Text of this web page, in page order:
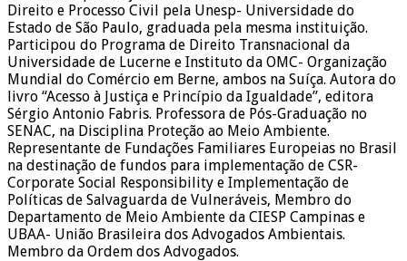
Direito e Processo Civil pela Unesp- Universidade do
Estado de São Paulo, graduada pela mesma instituição.
Participou do Programa de Direito Transnacional da
Universidade de Lucerne e Instituto da OMC- Organização
Mundial do Comércio em Berne, ambos na Suíça. Autora do
livro “Acesso à Justiça e Princípio da Igualdade”, editora
Sérgio Antonio Fabris. Professora de Pós-Graduação no
SENAC, na Disciplina Proteção ao Meio Ambiente.
Representante de Fundações Familiares Europeias no Brasil
na destinação de fundos para implementação de CSR-
Corporate Social Responsibility e Implementação de
Políticas de Salvaguarda de Vulneráveis, Membro do
Departamento de Meio Ambiente da CIESP Campinas e
UBAA- União Brasileira dos Advogados Ambientais.
Membro da Ordem dos Advogados.